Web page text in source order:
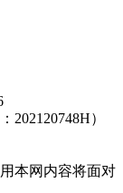
）
本网内容将面对